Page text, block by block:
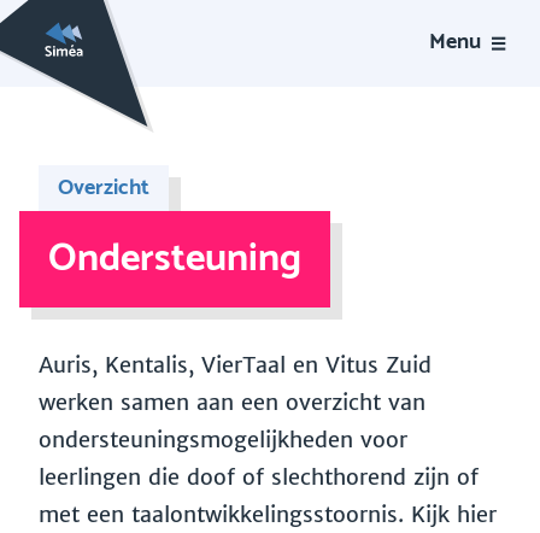
Menu
Overzicht
Ondersteuning
Auris, Kentalis, VierTaal en Vitus Zuid
werken samen aan een overzicht van
ondersteuningsmogelijkheden voor
leerlingen die doof of slechthorend zijn of
met een taalontwikkelingsstoornis. Kijk hier